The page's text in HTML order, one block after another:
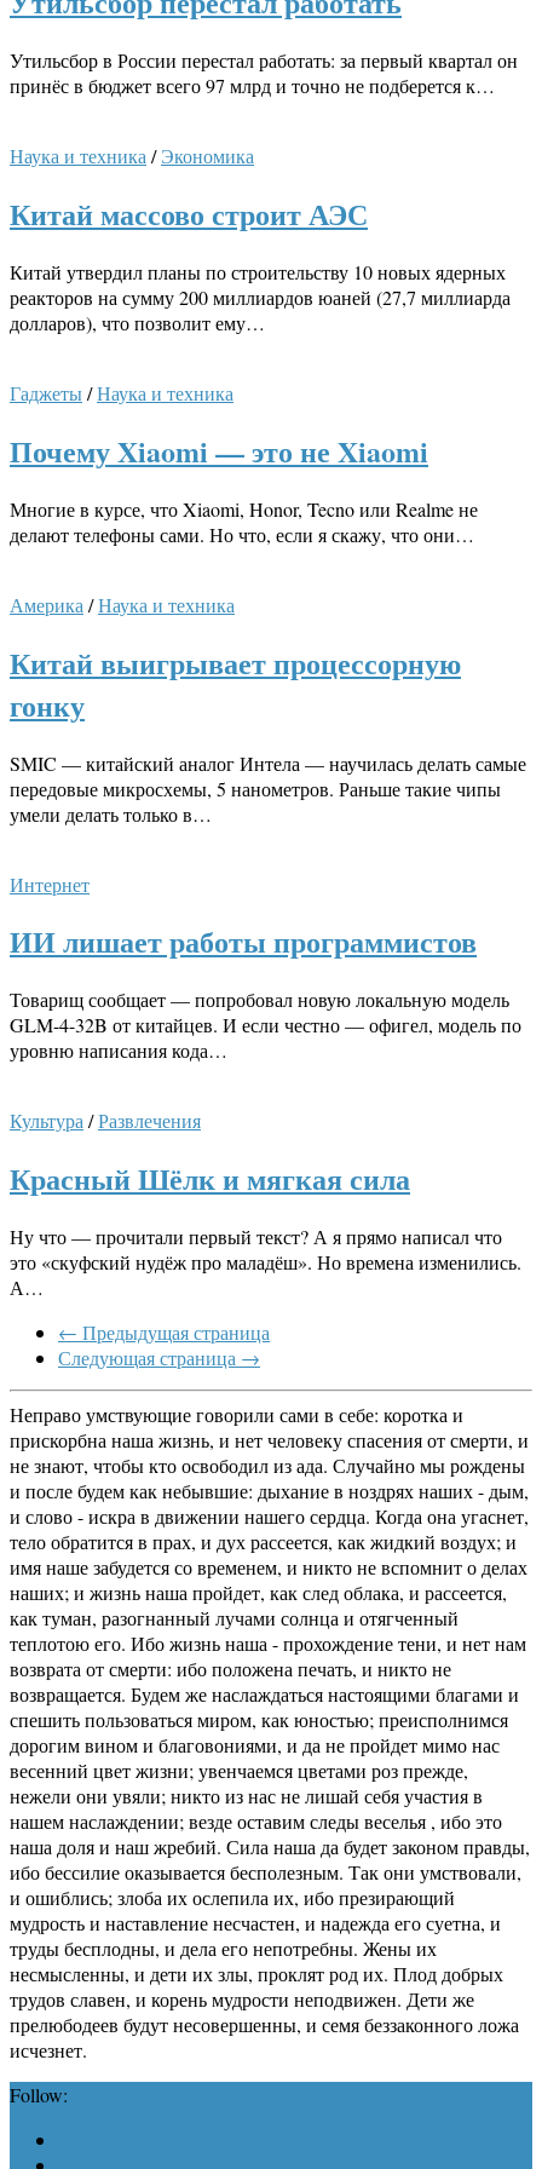
Утильсбор в России перестал работать: за первый квартал он
принёс в бюджет всего 97 млрд и точно не подберется к…
Наука и техника /Экономика
Китай массово строит АЭС
Китай утвердил планы по строительству 10 новых ядерных
реакторов на сумму 200 миллиардов юаней (27,7 миллиарда
долларов), что позволит ему…
Гаджеты/Наука и техника
Почему Xiaomi — это не Xiaomi
Многие в курсе, что Xiaomi, Honor, Tecno или Realme не
делают телефоны сами. Но что, если я скажу, что они…
Америка /Наука и техника
Китай выигрывает процессорную
гонку
SMIC — китайский аналог Интела — научилась делать самые
передовые микросхемы, 5 нанометров. Раньше такие чипы
умели делать только в…
Интернет
ИИ лишает работы программистов
Товарищ сообщает — попробовал новую локальную модель
GLM-4-32B от китайцев. И если честно — офигел, модель по
уровню написания кода…
Культура/Развлечения
Красный Шёлк и мягкая сила
Ну что — прочитали первый текст? А я прямо написал что
это «скуфский нудёж про маладёш». Но времена изменились.
А…
← Предыдущая страница
Следующая страница →
Неправо умствующие говорили сами в себе: коротка и
прискорбна наша жизнь, и нет человеку спасения от смерти, и
не знают, чтобы кто освободил из ада. Случайно мы рождены
и после будем как небывшие: дыхание в ноздрях наших - дым,
и слово - искра в движении нашего сердца. Когда она угаснет,
тело обратится в прах, и дух рассеется, как жидкий воздух; и
имя наше забудется со временем, и никто не вспомнит о делах
наших; и жизнь наша пройдет, как след облака, и рассеется,
как туман, разогнанный лучами солнца и отягченный
теплотою его. Ибо жизнь наша - прохождение тени, и нет нам
возврата от смерти: ибо положена печать, и никто не
возвращается. Будем же наслаждаться настоящими благами и
спешить пользоваться миром, как юностью; преисполнимся
дорогим вином и благовониями, и да не пройдет мимо нас
весенний цвет жизни; увенчаемся цветами роз прежде,
нежели они увяли; никто из нас не лишай себя участия в
нашем наслаждении; везде оставим следы веселья , ибо это
наша доля и наш жребий. Сила наша да будет законом правды,
ибо бессилие оказывается бесполезным. Так они умствовали,
и ошиблись; злоба их ослепила их, ибо презирающий
мудрость и наставление несчастен, и надежда его суетна, и
труды бесплодны, и дела его непотребны. Жены их
несмысленны, и дети их злы, проклят род их. Плод добрых
трудов славен, и корень мудрости неподвижен. Дети же
прелюбодеев будут несовершенны, и семя беззаконного ложа
исчезнет.
Follow: